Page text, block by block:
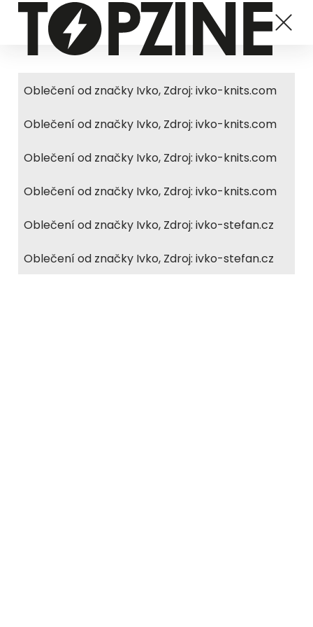
Oblečení od značky Ivko, Zdroj: ivko-knits.com
Oblečení od značky Ivko, Zdroj: ivko-knits.com
Oblečení od značky Ivko, Zdroj: ivko-knits.com
Oblečení od značky Ivko, Zdroj: ivko-knits.com
Oblečení od značky Ivko, Zdroj: ivko-stefan.cz
Oblečení od značky Ivko, Zdroj: ivko-stefan.cz